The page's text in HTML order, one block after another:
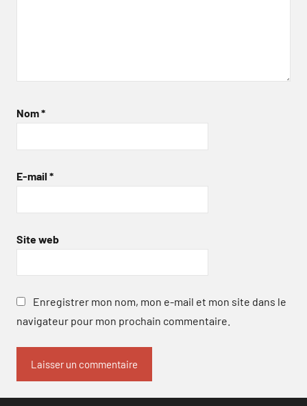
Nom*
E-mail *
Site web
Enregistrer mon nom, mon e-mail et mon site dans le
navigateur pour mon prochain commentaire.